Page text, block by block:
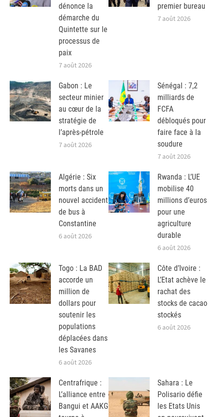
dénonce la
démarche du
Quintette sur le
processus de
paix
7 août 2026
premier bureau
7 août 2026
Gabon : Le
secteur minier
au cœur de la
stratégie de
l’après-pétrole
7 août 2026
Sénégal : 7,2
milliards de
FCFA
débloqués pour
faire face à la
soudure
7 août 2026
Algérie : Six
morts dans un
nouvel accident
de bus à
Constantine
6 août 2026
Rwanda : L’UE
mobilise 40
millions d’euros
pour une
agriculture
durable
6 août 2026
Togo : La BAD
accorde un
million de
dollars pour
soutenir les
populations
déplacées dans
les Savanes
6 août 2026
Côte d’Ivoire :
L’Etat achève le
rachat des
stocks de cacao
stockés
6 août 2026
Centrafrique :
L’alliance entre
Bangui et AAKG
Sahara : Le
Polisario défie
les Etats Unis